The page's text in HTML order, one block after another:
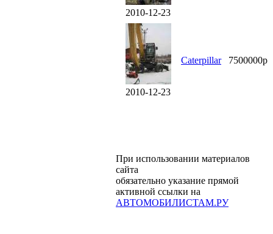
2010-12-23
2010-12-23
Caterpillar 7500000р
При использовании материалов
сайта
обязательно указание прямой
активной ссылки на
АВТОМОБИЛИСТАМ.РУ